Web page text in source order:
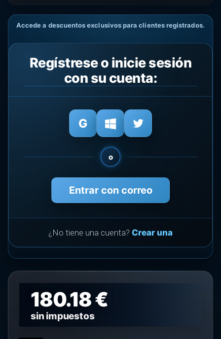
Accede a descuentos exclusivos para clientes registrados.
Regístrese o inicie sesión
con su cuenta:
o
Entrar con correo
¿No tiene una cuenta? Crear una
180.18 €
sin impuestos